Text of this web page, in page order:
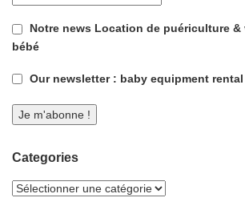
Notre news Location de puériculture &
bébé
Our newsletter : baby equipment
Categories